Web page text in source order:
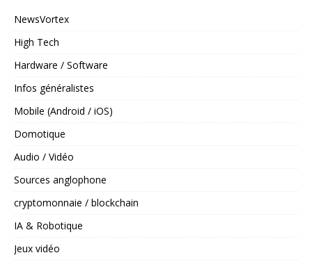
NewsVortex
High Tech
Hardware / Software
Infos généralistes
Mobile (Android / iOS)
Domotique
Audio / Vidéo
Sources anglophone
cryptomonnaie / blockchain
IA & Robotique
Jeux vidéo